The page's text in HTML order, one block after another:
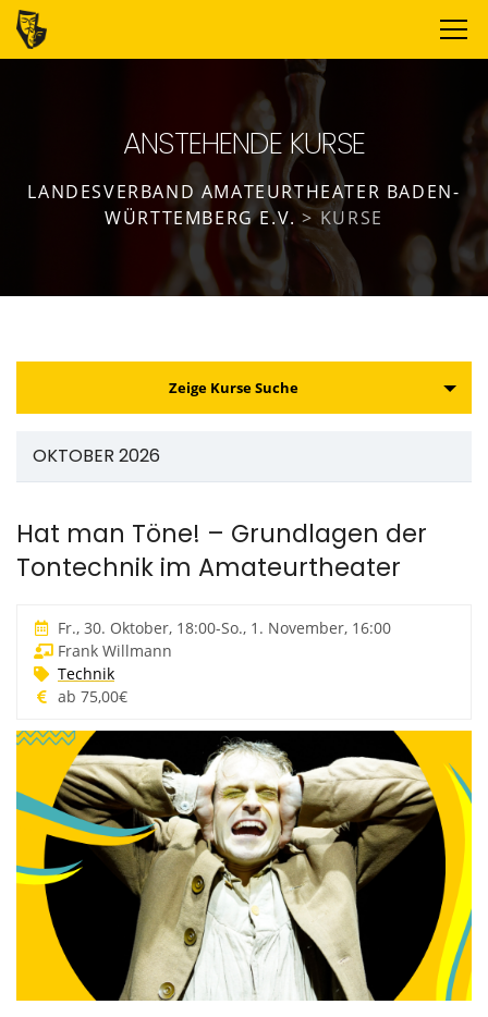
ANSTEHENDE KURSE
LANDESVERBAND AMATEURTHEATER BADEN-
WÜRTTEMBERG E.V. >KURSE
u
S
e
n
V
e
w
Zeige Kurse Suche
OKTOBER 2026
Hat man Töne! – Grundlagen der
Tontechnik im Amateurtheater
Fr., 30. Oktober, 18:00-So., 1. November, 16:00
Frank Willmann
Technik
ab 75,00€